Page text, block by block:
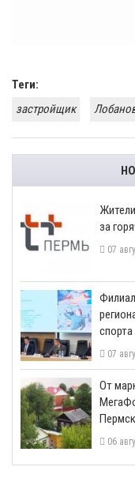
Теги:
застройщик
за
07
спорта
07
От
06